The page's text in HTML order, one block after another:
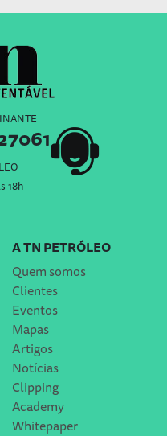
18h
A TN PETRÓLEO
Quem somos
Clientes
Eventos
Mapas
Artigos
Notícias
Clipping
Academy
Whitepaper